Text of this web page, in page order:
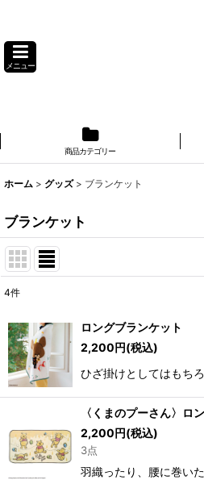
メニュー
商品カテゴリー
ホーム > グッズ > ブランケット
ブランケット
並び順 :
4件
ロングブランケット
2,200円(税込)
ひざ掛けとしてはもち
〈くまのプーさん〉ロ
2,200円(税込)
3点
羽織ったり、腰に巻い